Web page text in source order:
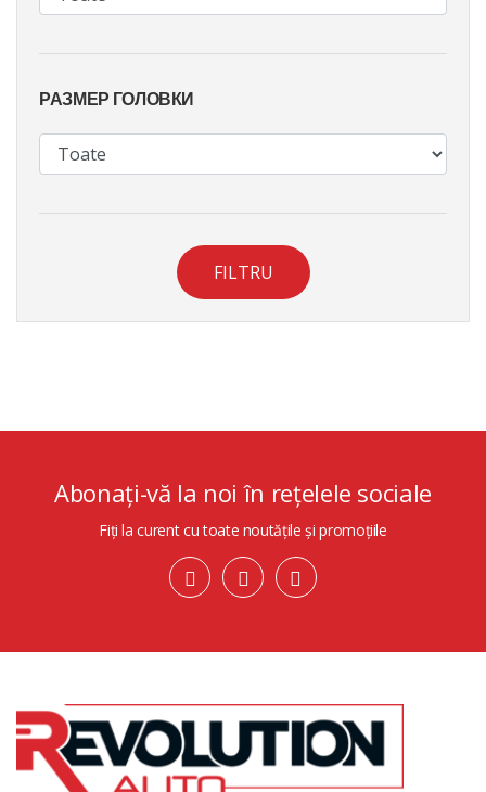
РАЗМЕР ГОЛОВКИ
FILTRU
Abonați-vă la noi în rețelele sociale
Fiți la curent cu toate noutățile și promoțiile